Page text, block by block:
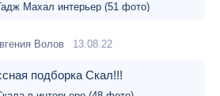
Махал интерьер (51 фото)
Волов 13.08.22
подборка Скал!!!